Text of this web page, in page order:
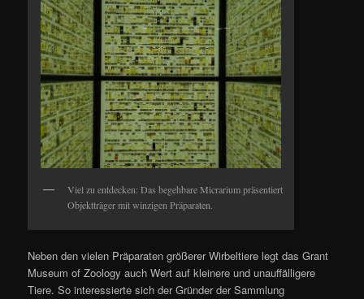
Viel zu entdecken: Das begehbare Micrarium präsentiert
Objektträger mit winzigen Präparaten.
Neben den vielen Präparaten größerer Wirbeltiere legt das Grant
Museum of Zoology auch Wert auf kleinere und unauffälligere
Tiere. So interessierte sich der Gründer der Sammlung